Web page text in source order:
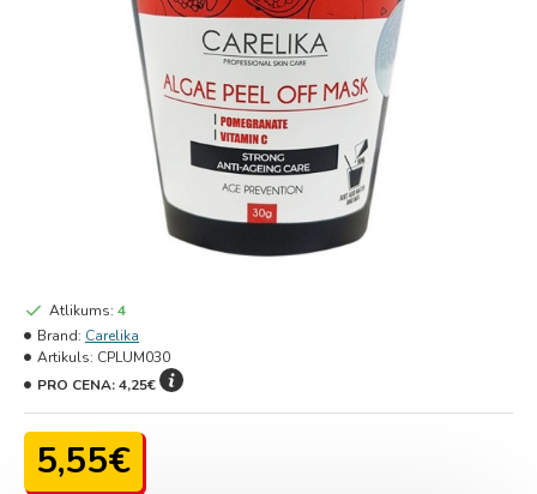
5,55€
Atlikums: 4
Brand: Carelika
Artikuls: CPLUM030
PRO CENA:4,25€